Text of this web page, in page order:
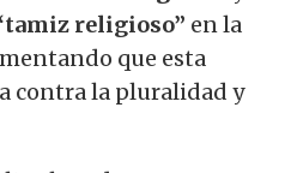
religioso” en la
que esta
contra la pluralidad y